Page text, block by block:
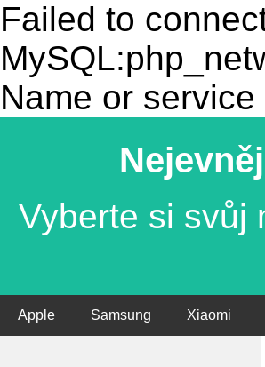
Failed to
Name or
Vyberte si svůj
Apple Samsung Xiaomi